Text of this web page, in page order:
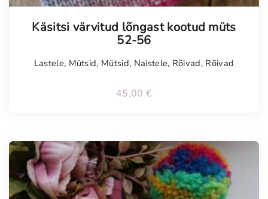
Käsitsi värvitud lõngast kootud müts
52-56
Lastele, Mütsid, Mütsid, Naistele, Rõivad, Rõivad
45,00 €